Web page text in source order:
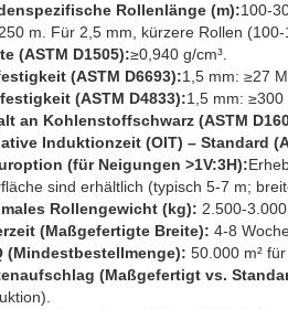
Rollenlänge (m):100-
m. Für 2,5 mm, kürzere Rollen (100-
(ASTM D1505):≥0,940 g/cm³.
(ASTM D6693):1,5 mm: ≥27
(ASTM D4833):1,5 mm: ≥300
an Kohlenstoffschwarz (ASTM
Induktionzeit (OIT) – Standard
(für Neigungen >1V:3H):
sind erhältlich (typisch 5-7 m;
Rollengewicht (kg): 2.500-
(Maßgefertigte Breite): 4-8
(Mindestbestellmenge): 50.000 m²
(Maßgefertigt vs.